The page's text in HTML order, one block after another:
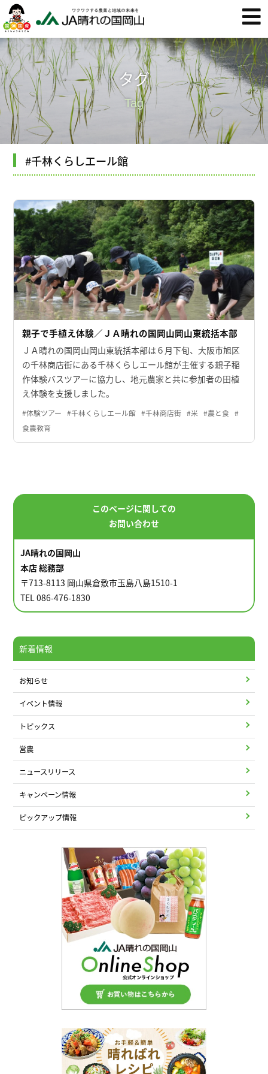
タグ
Tag
#千林くらしエール館
親子で手植え体験／ＪＡ晴れの国岡山岡山東統括本部
ＪＡ晴れの国岡山岡山東統括本部は６月下旬、大阪市旭区
の千林商店街にある千林くらしエール館が主催する親子稲
作体験バスツアーに協力し、地元農家と共に参加者の田植
え体験を支援しました。
#体験ツアー #千林くらしエール館 #千林商店街 #米 #農と食 #
食農教育
このページに関しての
お問い合わせ
JA晴れの国岡山
本店 総務部
〒713-8113 岡山県倉敷市玉島八島1510-1
TEL 086-476-1830
新着情報
お知らせ
イベント情報
トピックス
営農
ニュースリリース
キャンペーン情報
ピックアップ情報